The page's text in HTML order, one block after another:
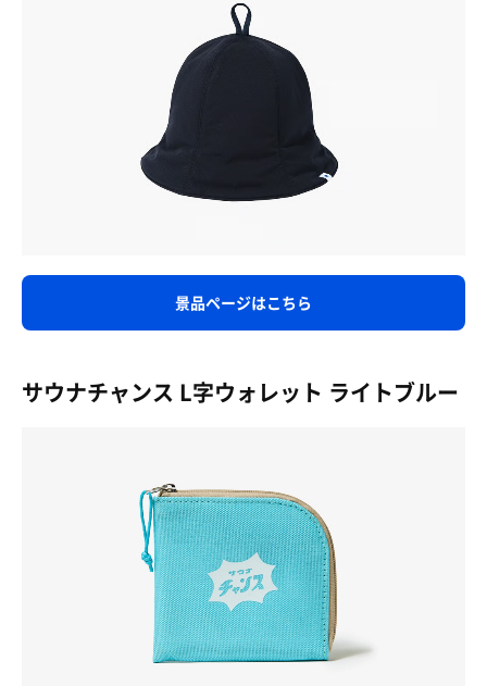
景品ページはこちら
サウナチャンス L字ウォレット ライトブルー